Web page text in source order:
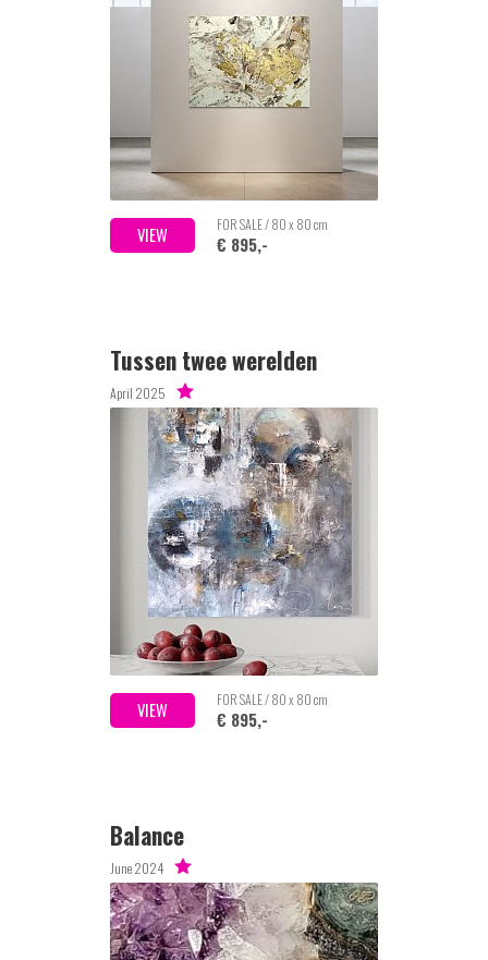
VIEW FOR SALE / 80 x 80 cm
€ 895,-
Tussen twee werelden
April 2025
VIEW FOR SALE / 80 x 80 cm
€ 895,-
Balance
June 2024